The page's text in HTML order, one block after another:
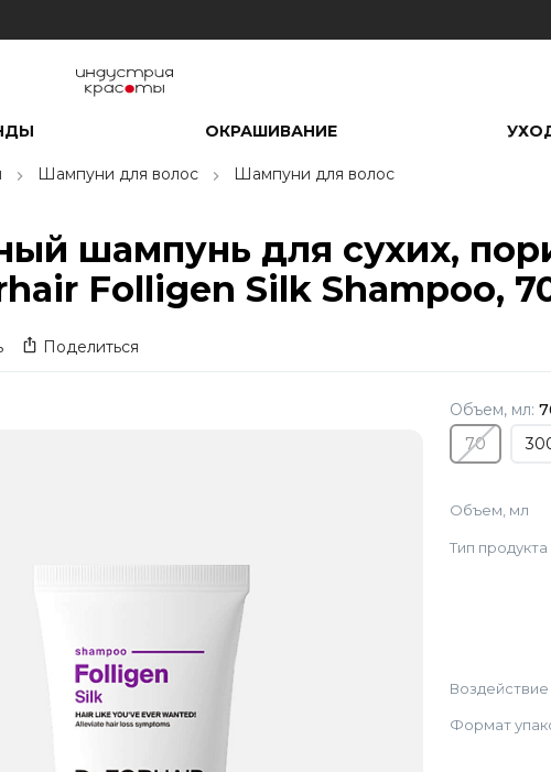
ОКРАШИВАНИЕ
Шампуни для волос Шампуни для волос
шампунь для сухих,
Folligen Silk Shampoo,
Поделиться
Объем, мл:
70
Объем, мл
Тип продукта
Воздействие
Формат